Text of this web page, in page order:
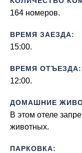
164 номеров.
ВРЕМЯ ЗАЕЗДА:
15:00.
ВРЕМЯ ОТЪЕЗДА:
12:00.
ДОМАШНИЕ
В этом отеле
животных.
ПАРКОВКА: